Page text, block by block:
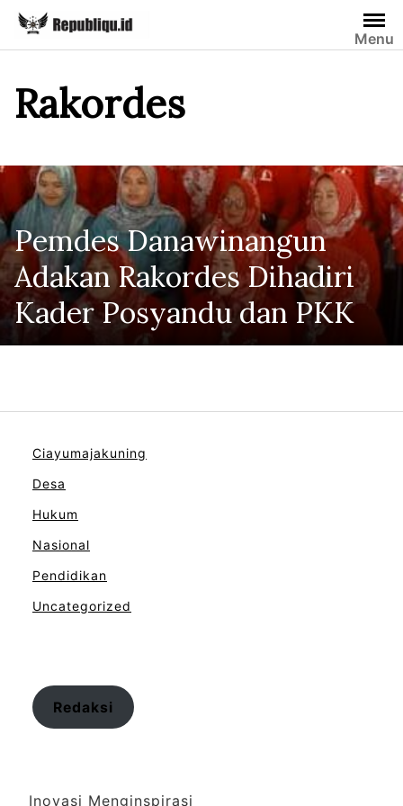
Skip
content
Menu
Rakordes
Pemdes Danawinangun
Adakan Rakordes Dihadiri
Kader Posyandu dan PKK
Ciayumajakuning
Desa
Hukum
Nasional
Pendidikan
Uncategorized
Redaksi
Inovasi Menginspirasi